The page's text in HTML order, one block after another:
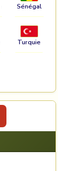
Sénégal
Turquie